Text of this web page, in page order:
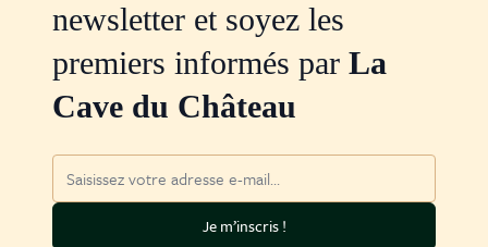
newsletter et soyez les
premiers informés par La
Cave du Château
Je m’inscris !